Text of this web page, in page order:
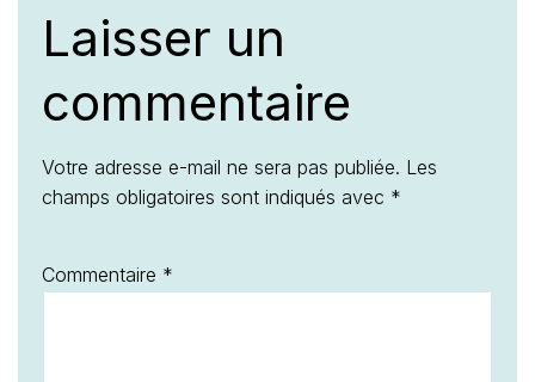
Laisser un
commentaire
Votre adresse e-mail ne sera pas publiée. Les
champs obligatoires sont indiqués avec *
Commentaire *